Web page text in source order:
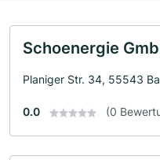
Schoenergie
Planiger Str. 34, 55543
0.0 (0